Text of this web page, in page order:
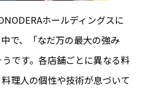
ホールディングスに
で、「なだ万の最大の強み
です。各店舗ごとに異なる料
理人の個性や技術が息づいて